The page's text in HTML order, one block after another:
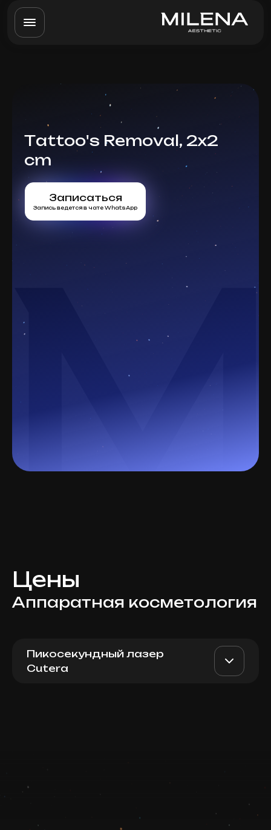
Tattoo's Removal, 2x2
cm
Записаться
Запись ведется в чате WhatsApp
Цены
Аппаратная косметология
Пикосекундный лазер
Cutera